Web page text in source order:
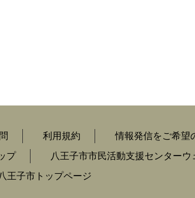
利用規約
情報発信をご希望
プ
八王子市市民活動支援センターウ
八王子市トップページ